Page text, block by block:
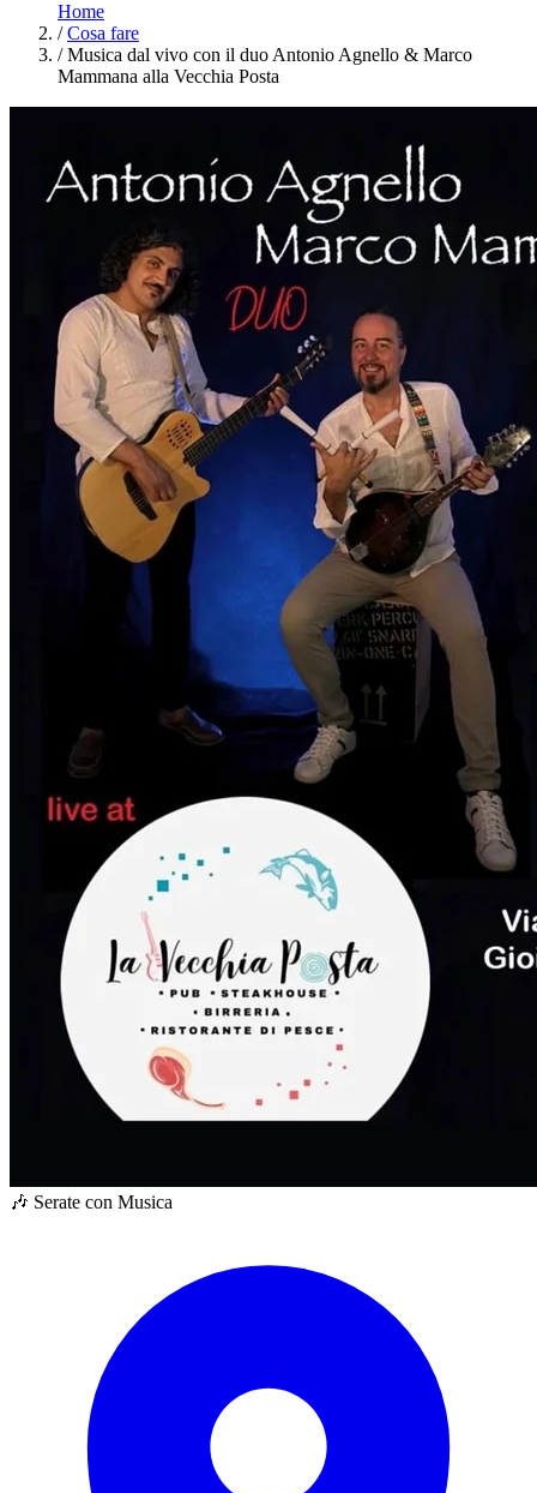
Home
/ Cosa fare
/ Musica dal vivo con il duo Antonio Agnello & Marco
Mammana alla Vecchia Posta
🎶 Serate con Musica